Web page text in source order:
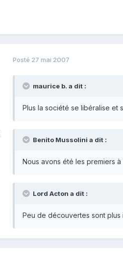
Posté 27 mai 2007
maurice b. a dit :
Plus la société se libéralise et
Benito Mussolini a dit :
Nous avons été les premiers
Lord Acton a dit :
Peu de découvertes sont